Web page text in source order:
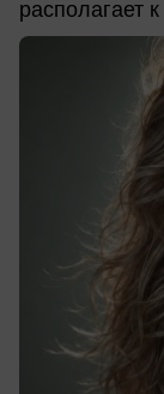
располагает к